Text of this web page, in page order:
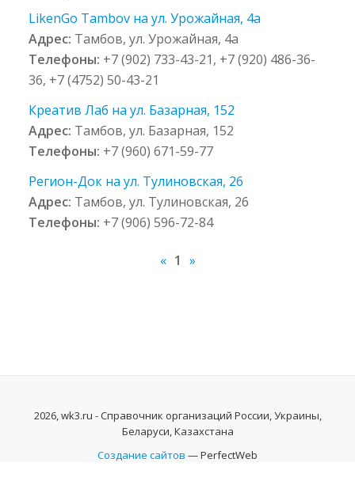
LikenGo Tambov на ул. Урожайная, 4а
Адрес: Тамбов, ул. Урожайная, 4а
Телефоны: +7 (902) 733-43-21, +7 (920) 486-36-
36, +7 (4752) 50-43-21
Креатив Лаб на ул. Базарная, 152
Адрес: Тамбов, ул. Базарная, 152
Телефоны: +7 (960) 671-59-77
Регион-Док на ул. Тулиновская, 26
Адрес: Тамбов, ул. Тулиновская, 26
Телефоны: +7 (906) 596-72-84
« 1 »
2026, wk3.ru - Справочник организаций России, Украины,
Беларуси, Казахстана
Создание сайтов — PerfectWeb